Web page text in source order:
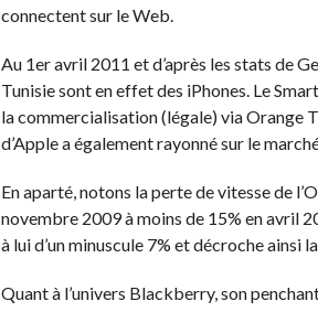
connectent sur le Web.
Au 1er avril 2011 et d’après les stats de
Tunisie sont en effet des iPhones. Le
la commercialisation (légale) via Orange
d’Apple a également rayonné sur le
En aparté, notons la perte de vitesse de
novembre 2009 à moins de 15% en avril
à lui d’un minuscule 7% et décroche ainsi
Quant à l’univers Blackberry, son